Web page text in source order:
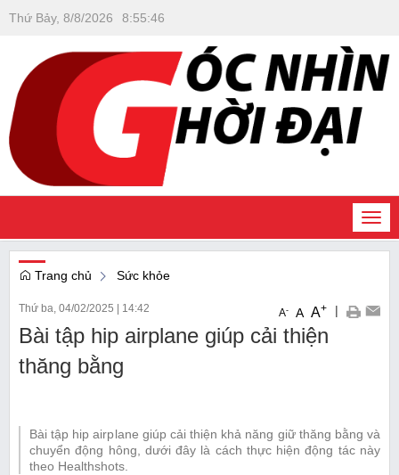
Thứ Bảy, 8/8/2026 8:55:47
Trang chủ Sức khỏe
Thứ ba, 04/02/2025 14:42 A- A A+ |
Bài tập hip airplane giúp cải thiện
thăng bằng
Bài tập hip airplane giúp cải thiện khả năng giữ thăng bằng và
chuyển động hông, dưới đây là cách thực hiện động tác này
theo Healthshots.